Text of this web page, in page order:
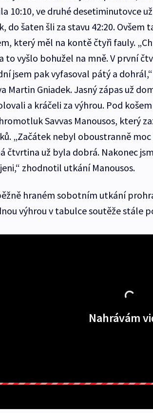
10:10, ve druhé desetiminutovce
do šaten šli za stavu 42:20. Ovšem
který měl na kontě čtyři fauly.
to vyšlo bohužel na mně. V první
jsem pak vyfasoval pátý a
Martin Gniadek. Jasný zápas už
a kráčeli za výhrou. Pod
Savvas Manousos, který
„Začátek nebyl oboustranně
čtvrtina už byla dobrá. Nakonec
zhodnotil utkání Manousos.
hraném sobotním utkání
výhrou v tabulce soutěže stále
Nahrávám